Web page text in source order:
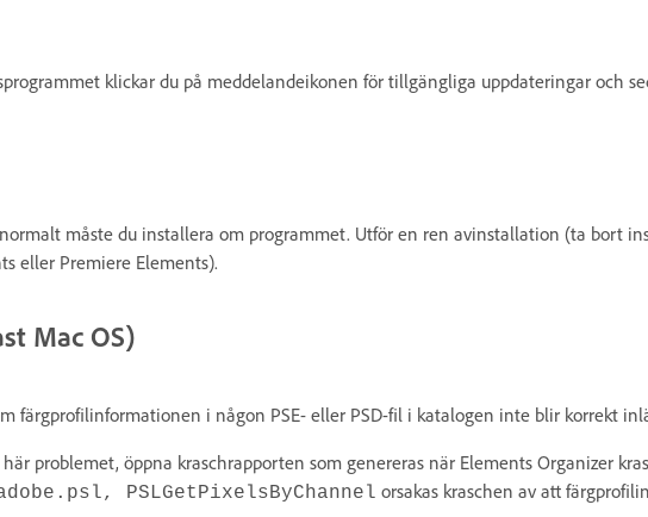
klickar du på meddelandeikonen för tillgängliga uppdateringar och
måste du installera om programmet. Utför en ren avinstallation (ta bort
eller Premiere Elements).
Mac OS)
färgprofilinformationen i någon PSE- eller PSD-fil i katalogen inte blir korrekt
problemet, öppna kraschrapporten som genereras när Elements Organizer
PSLGetPixelsByChannel orsakas kraschen av att